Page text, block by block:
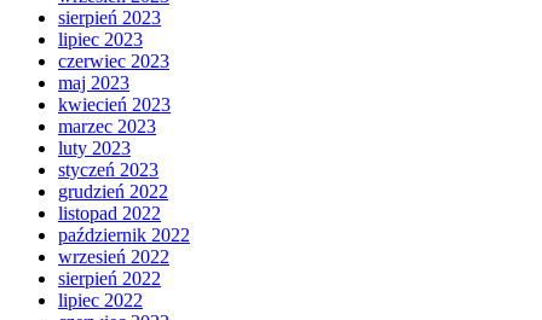
sierpień 2023
lipiec 2023
czerwiec 2023
maj 2023
kwiecień 2023
marzec 2023
luty 2023
styczeń 2023
grudzień 2022
listopad 2022
październik 2022
wrzesień 2022
sierpień 2022
lipiec 2022